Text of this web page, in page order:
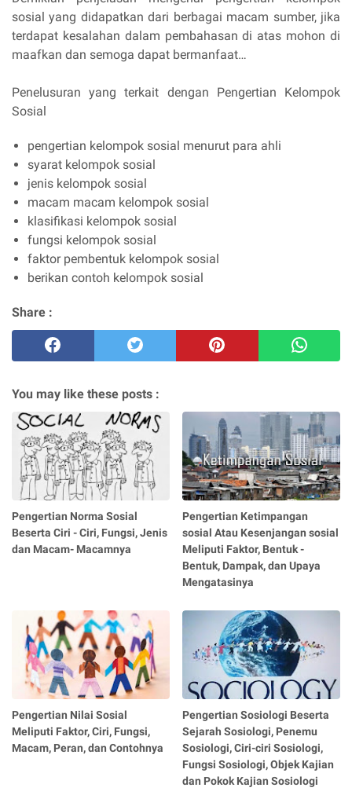
sosial yang didapatkan dari berbagai macam sumber, jika
terdapat kesalahan dalam pembahasan di atas mohon di
maafkan dan semoga dapat bermanfaat…
Penelusuran yang terkait dengan Pengertian Kelompok
Sosial
pengertian kelompok sosial menurut para ahli
syarat kelompok sosial
jenis kelompok sosial
macam macam kelompok sosial
klasifikasi kelompok sosial
fungsi kelompok sosial
faktor pembentuk kelompok sosial
berikan contoh kelompok sosial
Share :
You may like these posts :
Pengertian Norma Sosial
Beserta Ciri - Ciri, Fungsi, Jenis
dan Macam- Macamnya
Pengertian Ketimpangan
sosial Atau Kesenjangan sosial
Meliputi Faktor, Bentuk -
Bentuk, Dampak, dan Upaya
Mengatasinya
Pengertian Nilai Sosial
Meliputi Faktor, Ciri, Fungsi,
Macam, Peran, dan Contohnya
Pengertian Sosiologi Beserta
Sejarah Sosiologi, Penemu
Sosiologi, Ciri-ciri Sosiologi,
Fungsi Sosiologi, Objek Kajian
dan Pokok Kajian Sosiologi